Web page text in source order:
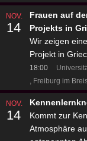
NOV.
14
Frauen auf
Projekts in
Wir zeigen
Projekt in
18:00
Freiburg im
NOV.
14
Kommt zur
Atmosphäre